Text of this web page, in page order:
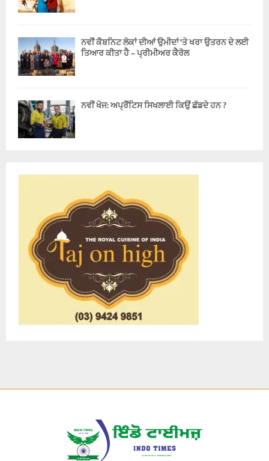
ਨਵੀਂ ਕੈਬਨਿਟ ਲੋਕਾਂ ਦੀਆਂ ਉਮੀਦਾਂ ‘ਤੇ ਖਰਾ ਉਤਰਨ ਦੇ ਲਈ
ਤਿਆਰ ਕੀਤਾ ਹੈ – ਪ੍ਰੀਮੀਅਰ ਕੈਰੋਲ
ਨਵੀਂ ਖੋਜ: ਅਪ੍ਰੈਂਟਿਸ ਸਿਖਲਾਈ ਕਿਉਂ ਛੱਡਦੇ ਹਨ ?